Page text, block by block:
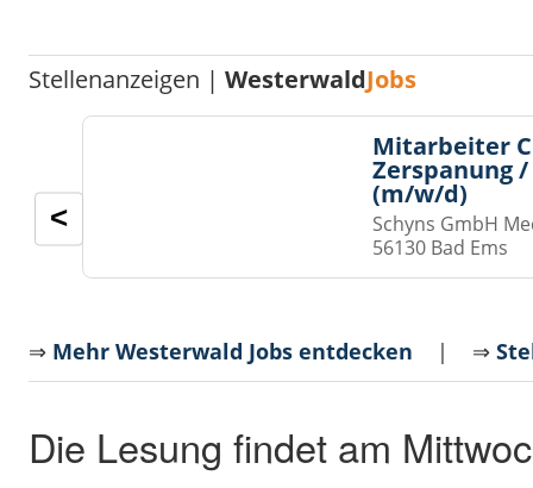
Stellenanzeigen |WesterwaldJobs
Mitarbeiter
Zerspanung
(m/w/d)
Schyns GmbH
56130 Bad Ems
<
⇒ Mehr Westerwald Jobs entdecken | ⇒
Die Lesung findet am